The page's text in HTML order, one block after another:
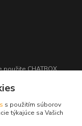
použite CHATBOX
s použitím súborov
týkajúce sa Vašich